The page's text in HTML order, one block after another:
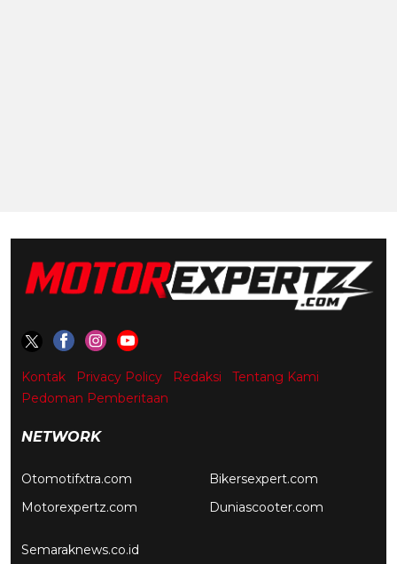
Kontak Privacy Policy Redaksi
Tentang Kami
Pedoman Pemberitaan
NETWORK
Otomotifxtra.com
Motorexpertz.com
Bikersexpert.com
Duniascooter.com
Semaraknews.co.id